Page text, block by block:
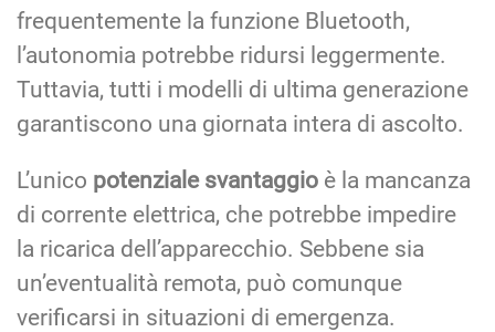
frequentemente la funzione Bluetooth,
l’autonomia potrebbe ridursi leggermente.
Tuttavia, tutti i modelli di ultima generazione
garantiscono una giornata intera di ascolto.
L’unico potenziale svantaggio è la mancanza
di corrente elettrica, che potrebbe impedire
la ricarica dell’apparecchio. Sebbene sia
un’eventualità remota, può comunque
verificarsi in situazioni di emergenza.